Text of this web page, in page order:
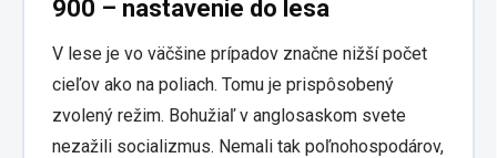
900 – nastavenie do lesa
V lese je vo väčšine prípadov značne nižší počet
cieľov ako na poliach. Tomu je prispôsobený
zvolený režim. Bohužiaľ v anglosaskom svete
nezažili socializmus. Nemali tak poľnohospodárov,